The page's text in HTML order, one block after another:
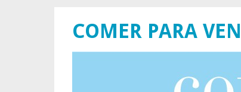
COMER PARA